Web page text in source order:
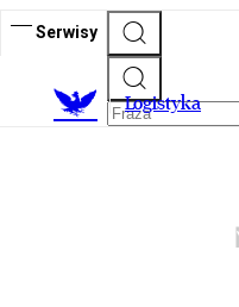
Serwisy
Logistyka